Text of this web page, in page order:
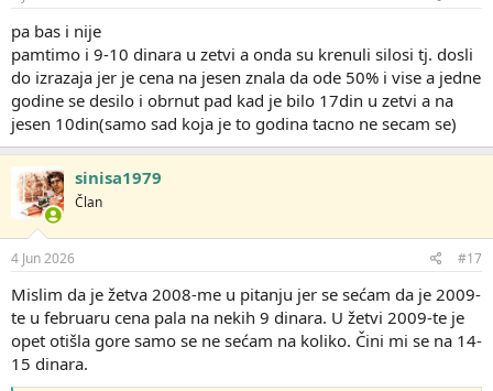
pa bas i nije
pamtimo i 9-10 dinara u zetvi a onda su krenuli silosi tj. dosli
do izrazaja jer je cena na jesen znala da ode 50% i vise a jedne
godine se desilo i obrnut pad kad je bilo 17din u zetvi a na
jesen 10din(samo sad koja je to godina tacno ne secam se)
sinisa1979
Član
4 Jun 2026 #17
Mislim da je žetva 2008-me u pitanju jer se sećam da je 2009-
te u februaru cena pala na nekih 9 dinara. U žetvi 2009-te je
opet otišla gore samo se ne sećam na koliko. Čini mi se na 14-
15 dinara.